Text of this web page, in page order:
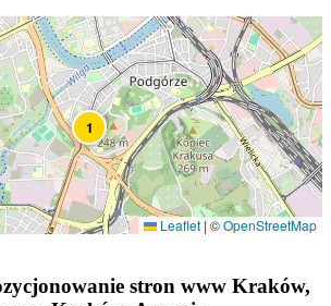
1
Leaflet|©OpenStreetMap
stron www Kraków,